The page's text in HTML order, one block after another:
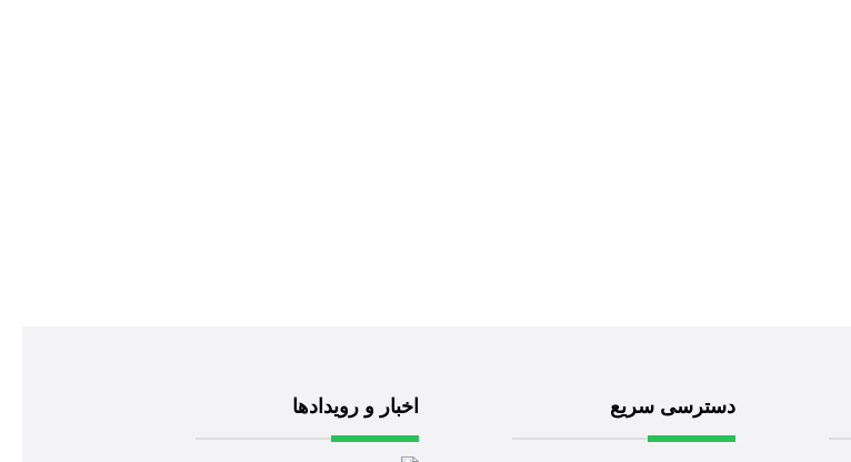
دسترسی سریع اخبار و رویدادها